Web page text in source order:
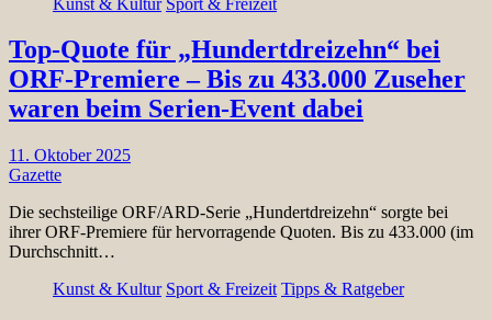
Top-Quote für „Hundertdreizehn“ bei
ORF-Premiere – Bis zu 433.000 Zuseher
waren beim Serien-Event dabei
11. Oktober 2025
Gazette
Die sechsteilige ORF/ARD-Serie „Hundertdreizehn“ sorgte bei
ihrer ORF-Premiere für hervorragende Quoten. Bis zu 433.000 (im
Durchschnitt…
Kunst & Kultur Sport & Freizeit Tipps & Ratgeber